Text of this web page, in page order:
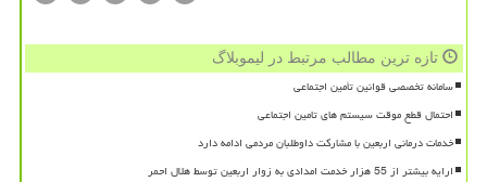
تازه ترین مطالب مرتبط در لیموبلاگ
سامانه تخصصی قوانین تأمین اجتماعی
احتمال قطع موقت سیستم های تامین اجتماعی
خدمات درمانی اربعین با مشارکت داوطلبان مردمی ادامه دارد
ارایه بیشتر از 55 هزار خدمت امدادی به زوار اربعین توسط هلال احمر